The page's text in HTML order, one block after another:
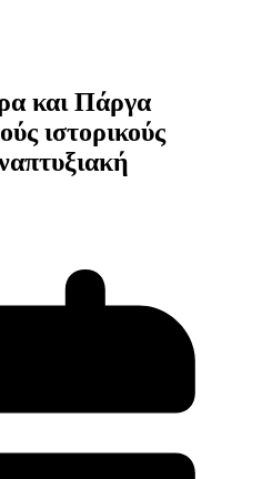
και Πάργα
ιστορικούς